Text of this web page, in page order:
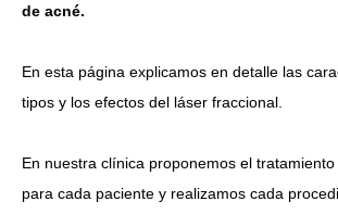
de acné.
En esta página explicamos en detalle las
tipos y los efectos del láser fraccional.
En nuestra clínica proponemos el
para cada paciente y realizamos cada